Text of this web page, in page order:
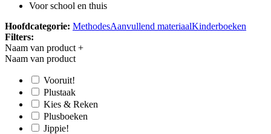
Voor school en thuis
Hoofdcategorie: MethodesAanvullend materiaalKinderboeken
Filters:
Naam van product +
Naam van product
Vooruit!
Plustaak
Kies & Reken
Plusboeken
Jippie!